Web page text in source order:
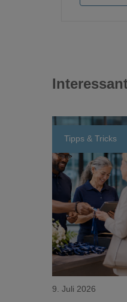
Tipps & Tricks
9. Juli 2026